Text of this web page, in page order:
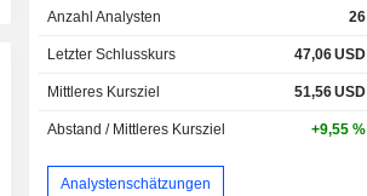
Anzahl Analysten 26
Letzter Schlusskurs 47,06USD
Mittleres Kursziel 51,56USD
Abstand / Mittleres Kursziel +9,55 %
Analystenschätzungen